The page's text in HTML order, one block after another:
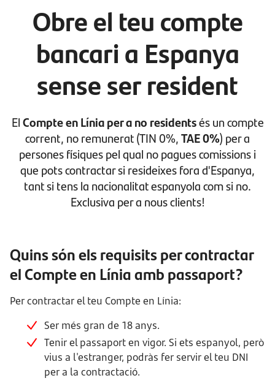
Obre el teu compte
bancari a Espanya
sense ser resident
ElCompte en Línia per a no residentsés un compte
corrent, no remunerat (TIN 0%,TAE 0%) per a
persones físiques pel qual no pagues comissions i
que pots contractar si resideixes fora d'Espanya,
tant si tens la nacionalitat espanyola com si no.
Exclusiva per a nous clients!
Quins són els requisits per contractar
el Compte en Línia amb passaport?
Per contractar el teu Compte en Línia:
Ser més gran de 18 anys.
Tenir el passaport en vigor. Si ets espanyol, però
vius a l'estranger, podràs fer servir el teu DNI
per a la contractació.